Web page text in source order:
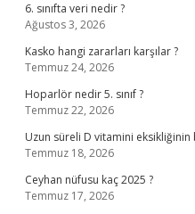
6. sınıfta veri nedir ?
Ağustos 3, 2026
Kasko hangi zararları karşılar ?
Temmuz 24, 2026
Hoparlör nedir 5. sınıf ?
Temmuz 22, 2026
Uzun süreli D vitamini
Temmuz 18, 2026
Ceyhan nüfusu kaç 2025 ?
Temmuz 17, 2026